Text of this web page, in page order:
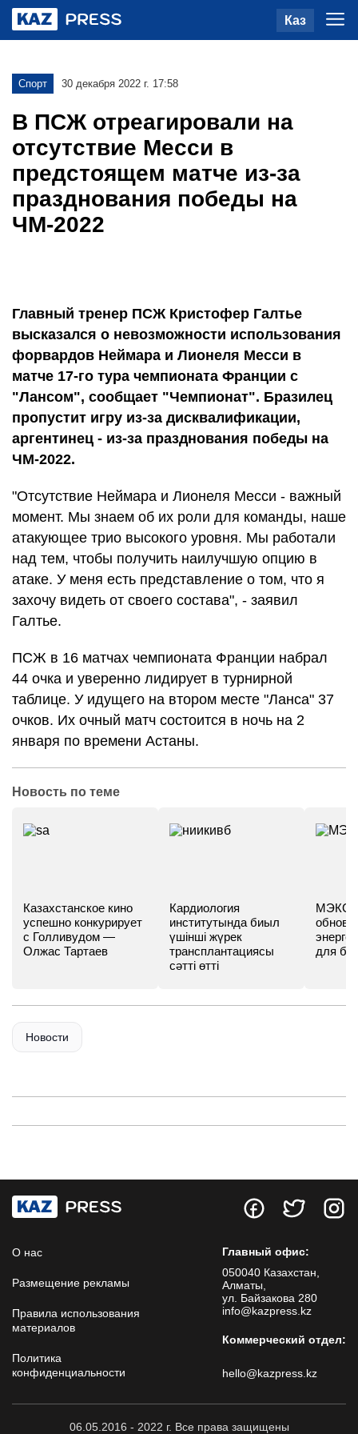
Каз
Спорт 30 декабря 2022 г. 17:58
В ПСЖ отреагировали на
отсутствие Месси в
предстоящем матче из-за
празднования победы на
ЧМ-2022
Главный тренер ПСЖ Кристофер Галтье
высказался о невозможности использования
форвардов Неймара и Лионеля Месси в
матче 17-го тура чемпионата Франции с
"Лансом", сообщает "Чемпионат". Бразилец
пропустит игру из-за дисквалификации,
аргентинец - из-за празднования победы на
ЧМ-2022.
"Отсутствие Неймара и Лионеля Месси - важный
момент. Мы знаем об их роли для команды, наше
атакующее трио высокого уровня. Мы работали
над тем, чтобы получить наилучшую опцию в
атаке. У меня есть представление о том, что я
захочу видеть от своего состава", - заявил
Галтье.
ПСЖ в 16 матчах чемпионата Франции набрал
44 очка и уверенно лидирует в турнирной
таблице. У идущего на втором месте "Ланса" 37
очков. Их очный матч состоится в ночь на 2
января по времени Астаны.
Новость по теме
Казахстанское кино
успешно конкурирует
с Голливудом —
Олжас Тартаев
Кардиология
институтында биыл
үшінші жүрек
трансплантациясы
сәтті өтті
МЭКС -
для
Новости
О нас
Размещение рекламы
Правила использования
материалов
Политика
конфиденциальности
Главный офис:
050040 Казахстан,
Алматы,
ул. Байзакова 280
info@kazpress.kz
Коммерческий отдел:
hello@kazpress.kz
06.05.2016 - 2022 г. Все права защищены